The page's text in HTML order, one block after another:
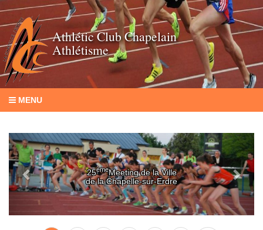
Athlétic Club Chapelain
Athlétisme
MENU
25èmeMeeting de la Ville
de la Chapelle-sur-Erdre
Previous Next